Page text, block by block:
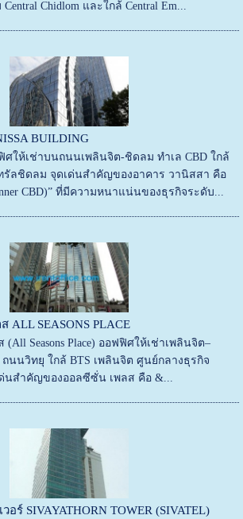
Chidlom และใกล้ Central Em...
BUILDING
ให้เช่าบนถนนเพลินจิต-ชิดลม ทำเล CBD ใกล้
รัลชิดลม จุดเด่นสำคัญของอาคาร วานิสสา คือ
CBD)” ที่มีความหนาแน่นของธุรกิจระดับ...
ALL SEASONS PLACE
Seasons Place) ออฟฟิศให้เช่าเพลินจิต–
ถนนวิทยุ ใกล้ BTS เพลินจิต ศูนย์กลางธุรกิจ
นสำคัญของออลซีซั่น เพลส คือ &...
อร์ SIVAYATHORN TOWER (SIVATEL)